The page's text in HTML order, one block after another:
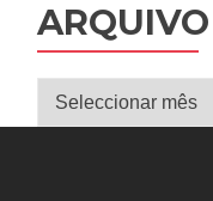
ARQUIVO
Arquivo